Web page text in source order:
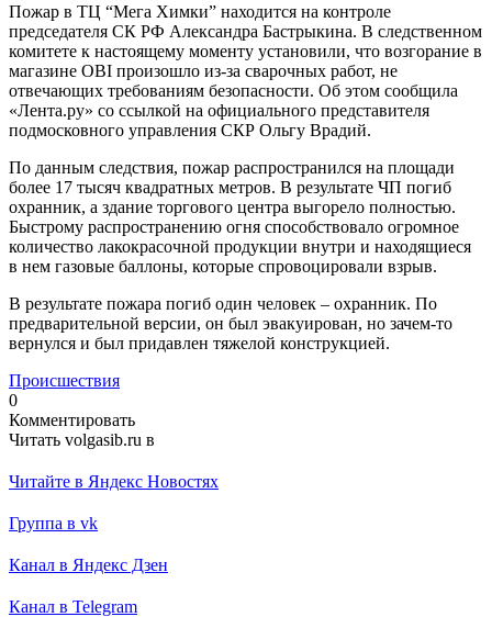
Пожар в ТЦ “Мега Химки” находится на контроле
председателя СК РФ Александра Бастрыкина. В следственном
комитете к настоящему моменту установили, что возгорание в
магазине OBI произошло из-за сварочных работ, не
отвечающих требованиям безопасности. Об этом сообщила
«Лента.ру» со ссылкой на официального представителя
подмосковного управления СКР Ольгу Врадий.
По данным следствия, пожар распространился на площади
более 17 тысяч квадратных метров. В результате ЧП погиб
охранник, а здание торгового центра выгорело полностью.
Быстрому распространению огня способствовало огромное
количество лакокрасочной продукции внутри и находящиеся
в нем газовые баллоны, которые спровоцировали взрыв.
В результате пожара погиб один человек – охранник. По
предварительной версии, он был эвакуирован, но зачем-то
вернулся и был придавлен тяжелой конструкцией.
Происшествия
0
Комментировать
Читать volgasib.ru в
Читайте в Яндекс Новостях
Группа в vk
Канал в Яндекс Дзен
Канал в Telegram